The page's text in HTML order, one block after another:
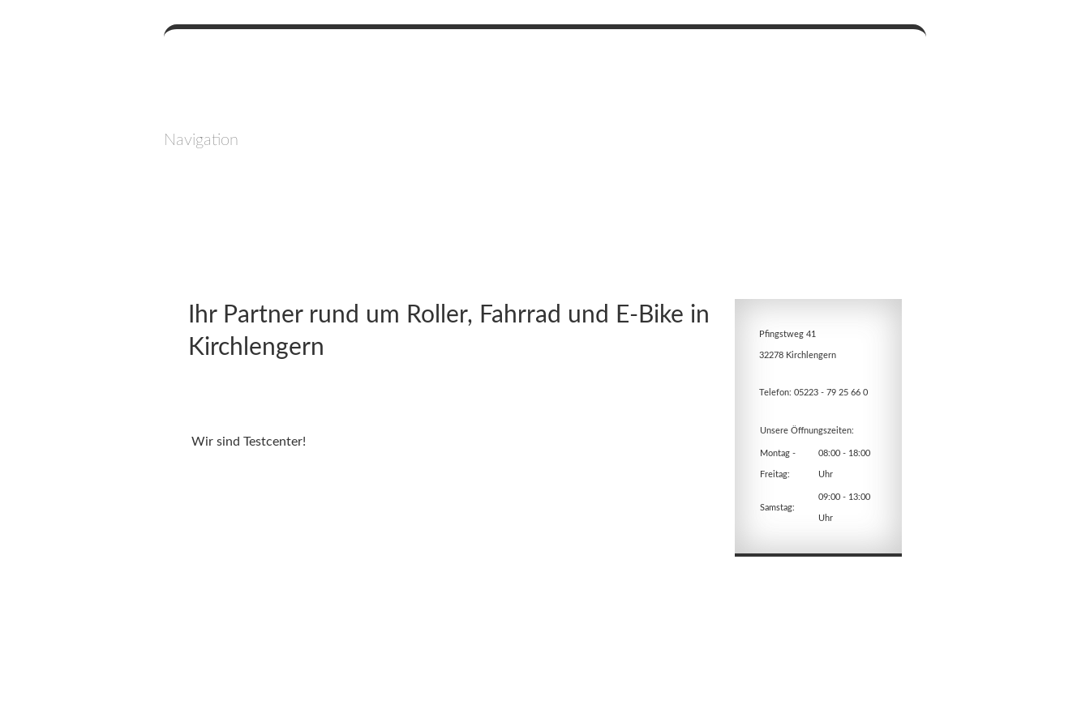
Navigation
Ihr Partner rund um Roller, Fahrrad und E-Bike in
Kirchlengern
Wir sind Testcenter!
Pfingstweg 41
32278 Kirchlengern
Telefon: 05223 - 79 25 66 0
Unsere Öffnungszeiten:
Montag -
Freitag:
08:00 - 18:00
Uhr
Samstag:
09:00 - 13:00
Uhr